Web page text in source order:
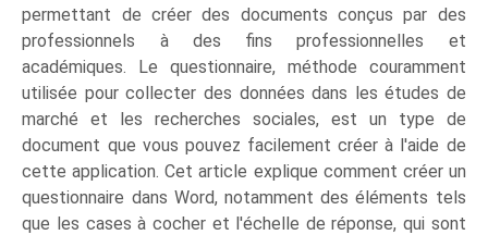
permettant de créer des documents conçus par des
professionnels à des fins professionnelles et
académiques. Le questionnaire, méthode couramment
utilisée pour collecter des données dans les études de
marché et les recherches sociales, est un type de
document que vous pouvez facilement créer à l'aide de
cette application. Cet article explique comment créer un
questionnaire dans Word, notamment des éléments tels
que les cases à cocher et l'échelle de réponse, qui sont